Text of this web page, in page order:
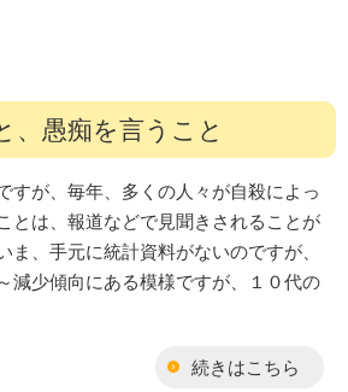
、愚痴を言うこと
すが、毎年、多くの人々が自殺によっ
とは、報道などで見聞きされることが
ま、手元に統計資料がないのですが、
減少傾向にある模様ですが、１０代の
続きはこちら